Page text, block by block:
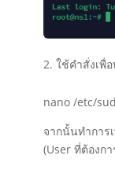
ใช้คำสั่งเพื่
nano /etc/
จากนั้นทำการ
(User ที่ต้องก